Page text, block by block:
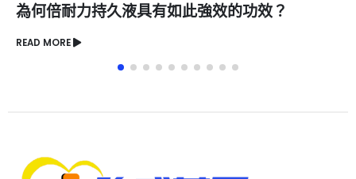
為何倍耐力持久液具有如此強效的功效？
READ MORE